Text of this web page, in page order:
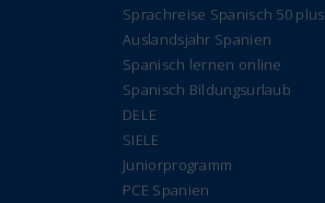
Sprachreise Spanisch 50 plus
Auslandsjahr Spanien
Spanisch lernen online
Spanisch Bildungsurlaub
DELE
SIELE
Juniorprogramm
PCE Spanien